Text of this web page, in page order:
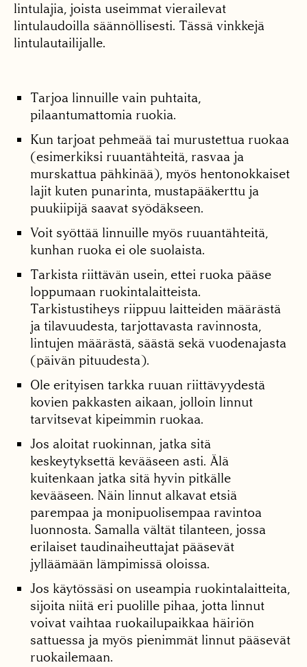
lintulajia, joista useimmat vierailevat
lintulaudoilla säännöllisesti. Tässä vinkkejä
lintulautailijalle.
Tarjoa linnuille vain puhtaita,
pilaantumattomia ruokia.
Kun tarjoat pehmeää tai murustettua ruokaa
(esimerkiksi ruuantähteitä, rasvaa ja
murskattua pähkinää), myös hentonokkaiset
lajit kuten punarinta, mustapääkerttu ja
puukiipijä saavat syödäkseen.
Voit syöttää linnuille myös ruuantähteitä,
kunhan ruoka ei ole suolaista.
Tarkista riittävän usein, ettei ruoka pääse
loppumaan ruokintalaitteista.
Tarkistustiheys riippuu laitteiden määrästä
ja tilavuudesta, tarjottavasta ravinnosta,
lintujen määrästä, säästä sekä vuodenajasta
(päivän pituudesta).
Ole erityisen tarkka ruuan riittävyydestä
kovien pakkasten aikaan, jolloin linnut
tarvitsevat kipeimmin ruokaa.
Jos aloitat ruokinnan, jatka sitä
keskeytyksettä kevääseen asti. Älä
kuitenkaan jatka sitä hyvin pitkälle
kevääseen. Näin linnut alkavat etsiä
parempaa ja monipuolisempaa ravintoa
luonnosta. Samalla vältät tilanteen, jossa
erilaiset taudinaiheuttajat pääsevät
jylläämään lämpimissä oloissa.
Jos käytössäsi on useampia ruokintalaitteita,
sijoita niitä eri puolille pihaa, jotta linnut
voivat vaihtaa ruokailupaikkaa häiriön
sattuessa ja myös pienimmät linnut pääsevät
ruokailemaan.